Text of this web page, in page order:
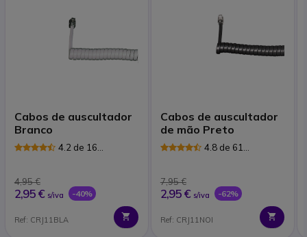
Cabos de auscultador
Branco
4.2 de 16
4,95 €
2,95 € s/iva -40%
Ref: CRJ11BLA
Cabos de auscultador
de mão Preto
4.8 de 61
7,95 €
2,95 € s/iva -62%
Ref: CRJ11NOI